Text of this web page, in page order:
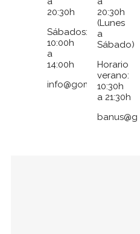
20:30h
Sábados:
10:00h
a
14:00h
20:30h
(Lunes
a
Sábado)
Horario
verano:
10:30h
a 21:30h